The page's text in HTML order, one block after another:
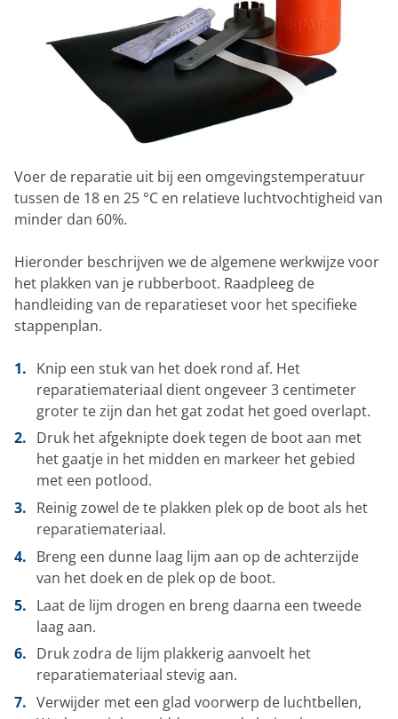
Voer de reparatie uit bij een omgevingstemperatuur
tussen de 18 en 25 °C en relatieve luchtvochtigheid van
minder dan 60%.
Hieronder beschrijven we de algemene werkwijze voor
het plakken van je rubberboot. Raadpleeg de
handleiding van de reparatieset voor het specifieke
stappenplan.
Knip een stuk van het doek rond af. Het
reparatiemateriaal dient ongeveer 3 centimeter
groter te zijn dan het gat zodat het goed overlapt.
Druk het afgeknipte doek tegen de boot aan met
het gaatje in het midden en markeer het gebied
met een potlood.
Reinig zowel de te plakken plek op de boot als het
reparatiemateriaal.
Breng een dunne laag lijm aan op de achterzijde
van het doek en de plek op de boot.
Laat de lijm drogen en breng daarna een tweede
laag aan.
Druk zodra de lijm plakkerig aanvoelt het
reparatiemateriaal stevig aan.
Verwijder met een glad voorwerp de luchtbellen,